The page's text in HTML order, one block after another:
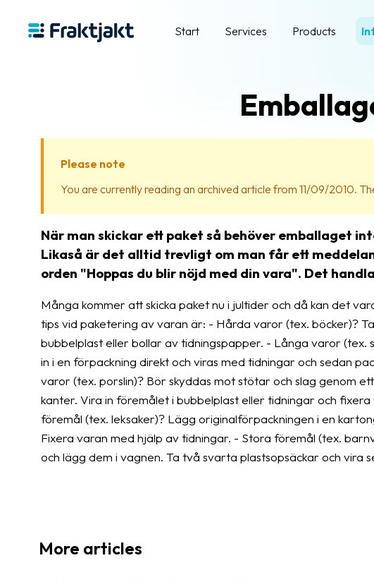
Start Services Products
Please note
You are currently reading an archived article from 11/09/2010.
När man skickar ett paket så behöver emballaget
Likaså är det alltid trevligt om man får ett
orden "Hoppas du blir nöjd med din vara". Det
Många kommer att skicka paket nu i jultider och då kan det
tips vid paketering av varan är: - Hårda varor (tex. böcker)?
bubbelplast eller bollar av tidningspapper. - Långa varor (tex.
in i en förpackning direkt och viras med tidningar och sedan
varor (tex. porslin)? Bör skyddas mot stötar och slag genom
kanter. Vira in föremålet i bubbelplast eller tidningar och
föremål (tex. leksaker)? Lägg originalförpackningen i en
Fixera varan med hjälp av tidningar. - Stora föremål (tex.
och lägg dem i vagnen. Ta två svarta plastsopsäckar och vira
More articles